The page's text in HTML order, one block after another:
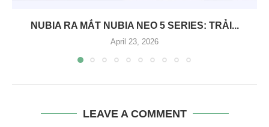
NUBIA RA MẮT NUBIA NEO 5 SERIES: TRẢI...
April 23, 2026
LEAVE A COMMENT